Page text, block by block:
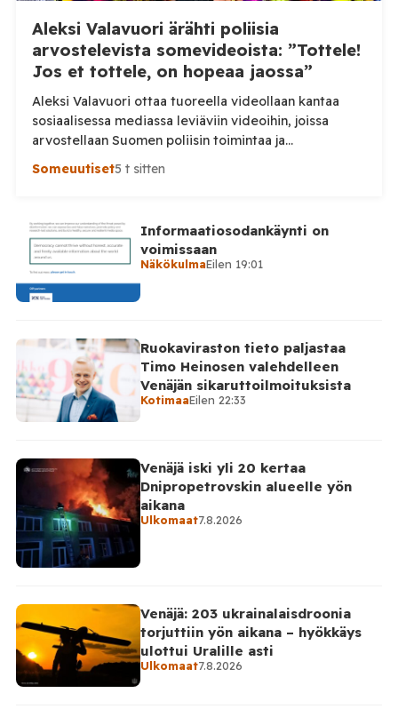
Aleksi Valavuori ärähti poliisia
arvostelevista somevideoista: ”Tottele!
Jos et tottele, on hopeaa jaossa”
Aleksi Valavuori ottaa tuoreella videollaan kantaa
sosiaalisessa mediassa leviäviin videoihin, joissa
arvostellaan Suomen poliisin toimintaa ja
voimankäyttöä. Valavuoren mukaan videot ovat usein
videollaan esiin ilmiön, jonka hän kertoo yleistyneen
sosiaalisessa mediassa: videot poliisin toiminnasta ja
erityisesti tilanteista, joissa poliisin voimankäyttöä
arvostellaan. Tilaa Posi TV […]
Someuutiset5 t sitten
Informaatiosodankäynti on
voimissaan
NäkökulmaEilen 19:01
Ruokaviraston tieto paljastaa
Timo Heinosen valehdelleen
Venäjän sikaruttoilmoituksista
KotimaaEilen 22:33
Venäjä iski yli 20 kertaa
Dnipropetrovskin alueelle yön
aikana
Ulkomaat7.8.2026
Venäjä: 203 ukrainalaisdroonia
torjuttiin yön aikana – hyökkäys
ulottui Uralille asti
Ulkomaat7.8.2026